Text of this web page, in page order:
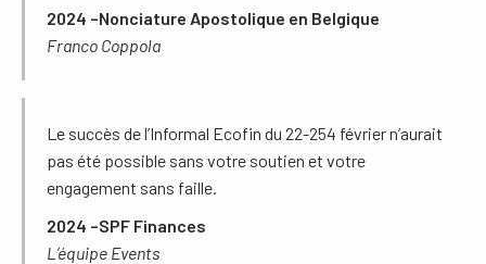
2024 –Nonciature Apostolique en Belgique
Franco Coppola
Le succès de l’Informal Ecofin du 22-254 février n’aurait
pas été possible sans votre soutien et votre
engagement sans faille.
2024 –SPF Finances
L’équipe Events